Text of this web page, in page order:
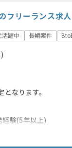
フリーランス求
活躍中 長期案件
なります。
経験(5年以上)